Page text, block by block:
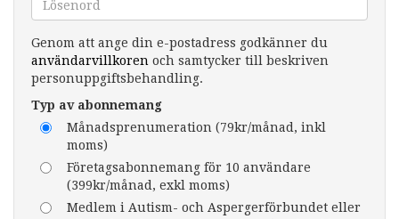
Genom att ange din e-postadress godkänner du
användarvillkoren och samtycker till beskriven
personuppgiftsbehandling.
Typ av abonnemang
Månadsprenumeration (79kr/månad, inkl
moms)
Företagsabonnemang för 10 användare
(399kr/månad, exkl moms)
Medlem i Autism- och Aspergerförbundet eller